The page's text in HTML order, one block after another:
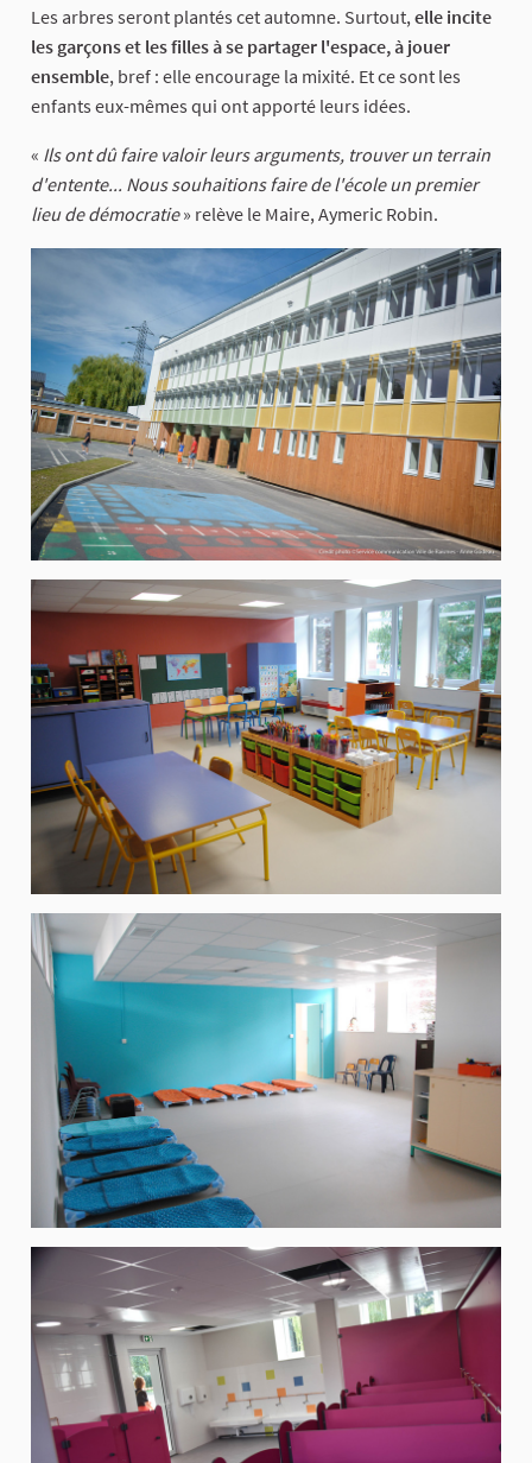
Les arbres seront plantés cet automne. Surtout, elle incite
les garçons et les filles à se partager l'espace, à jouer
ensemble, bref : elle encourage la mixité. Et ce sont les
enfants eux-mêmes qui ont apporté leurs idées.
« Ils ont dû faire valoir leurs arguments, trouver un terrain
d'entente... Nous souhaitions faire de l'école un premier
lieu de démocratie» relève le Maire, Aymeric Robin.